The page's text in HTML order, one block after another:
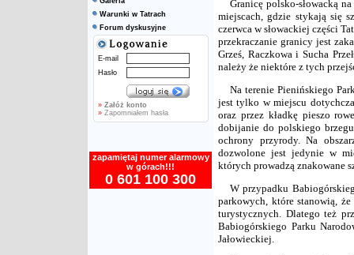
Warunki w Tatrach
Forum dyskusyjne
E-mail
Hasło
» Załóż konto
»Zapomniałem hasła
zapamiętaj numer alarmowy
w górach!!!
0 601 100 300
Granicę polsko-słowacką
miejscach, gdzie stykają się
czerwca w słowackiej części
przekraczanie granicy jest
Grześ, Raczkowa i Sucha
należy że niektóre z tych
Na terenie Pienińskiego
jest tylko w miejscu
oraz przez kładkę pieszo
dobijanie do polskiego
ochrony przyrody. Na
dozwolone jest jedynie w
których prowadzą znakowane
W przypadku
parkowych, które stanowią,
turystycznych. Dlatego też
Babiogórskiego Parku
Jałowieckiej.